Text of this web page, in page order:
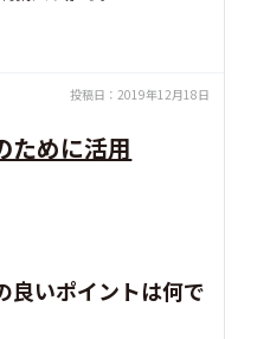
投稿日： 2019年12月18日
ために活用
良いポイントは何で